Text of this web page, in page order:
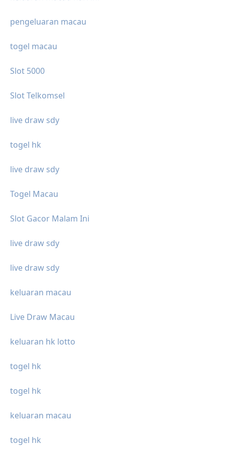
pengeluaran macau
togel macau
Slot 5000
Slot Telkomsel
live draw sdy
togel hk
live draw sdy
Togel Macau
Slot Gacor Malam Ini
live draw sdy
live draw sdy
keluaran macau
Live Draw Macau
keluaran hk lotto
togel hk
togel hk
keluaran macau
togel hk